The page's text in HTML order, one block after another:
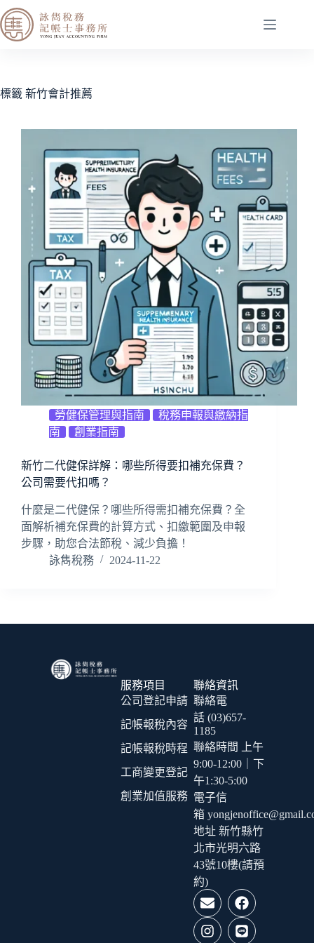
標籤 新竹會計推薦
勞健保管理與指南
稅務申報與繳納指
南
創業指南
新竹二代健保詳解：哪些所得要扣補充保費？
公司需要代扣嗎？
什麼是二代健保？哪些所得需扣補充保費？全
面解析補充保費的計算方式、扣繳範圍及申報
步驟，助您合法節稅、減少負擔！
詠雋稅務
2024-11-22
服務項目
公司登記申請
記帳報稅內容
記帳報稅時程
工商變更登記
創業加值服務
聯絡資訊
聯絡電
話 (03)657-
1185
聯絡時間 上午
9:00-12:00｜下
午1:30-5:00
電子信
箱
地址 新竹縣竹
北市光明六路
43號10樓(請預
約)